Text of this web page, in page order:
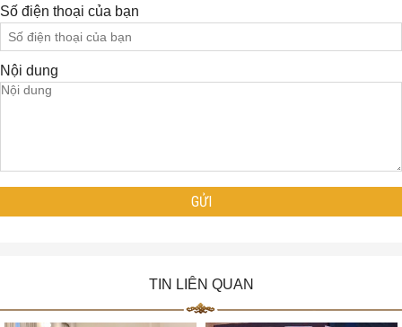
Số điện thoại của bạn
Nội dung
TIN LIÊN QUAN